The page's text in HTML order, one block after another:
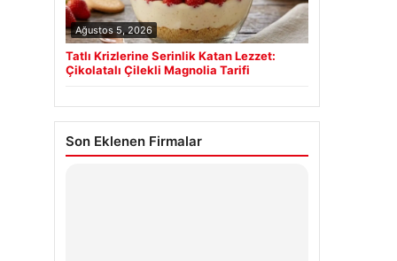
Ağustos 5, 2026
Tatlı Krizlerine Serinlik Katan Lezzet:
Çikolatalı Çilekli Magnolia Tarifi
Son Eklenen Firmalar